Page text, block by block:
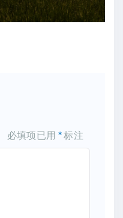
必填项已用 *标注